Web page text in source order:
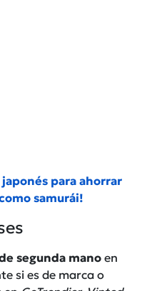
para ahorrar
samurái!
segunda manoen
si es de marca o